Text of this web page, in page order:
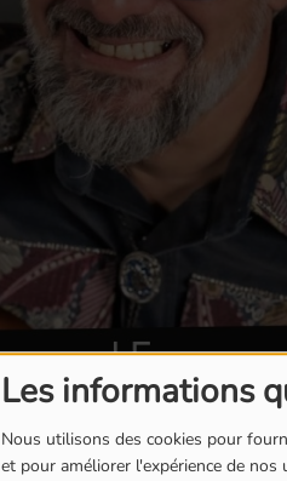
Les informations
Nous utilisons des cookies pour
et pour améliorer l'expérience de nos